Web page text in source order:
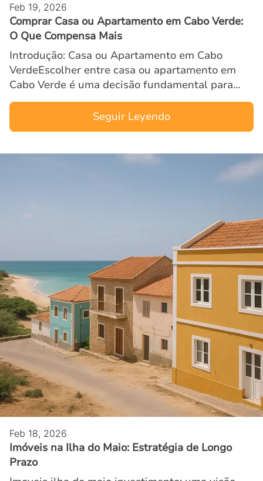
Feb 19, 2026
Comprar Casa ou Apartamento em Cabo Verde:
O Que Compensa Mais
Introdução: Casa ou Apartamento em Cabo
VerdeEscolher entre casa ou apartamento em
Cabo Verde é uma decisão fundamental para
qualquer investidor estrangeiro ou residente
que deseja adquirir um imóvel …
Seguir Leyendo
Feb 18, 2026
Imóveis na Ilha do Maio: Estratégia de Longo
Prazo